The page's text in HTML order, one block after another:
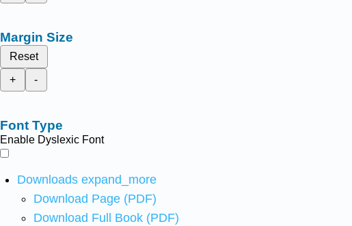
Margin Size
Reset
+
-
Font Type
Enable Dyslexic Font
Downloads expand_more
Download Page (PDF)
Download Full Book (PDF)